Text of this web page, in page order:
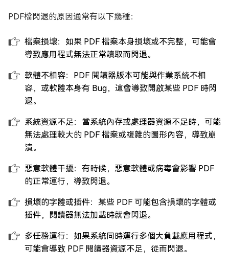
PDF檔閃退的原因通常有以下幾種：
檔案損壞：如果 PDF 檔案本身損壞或不完整，可能會
導致應用程式無法正常讀取而閃退。
軟體不相容：PDF 閱讀器版本可能與作業系統不相
容，或軟體本身有 Bug，這會導致開啟某些 PDF 時閃
退。
系統資源不足：當系統內存或處理器資源不足時，可能
無法處理較大的 PDF 檔案或複雜的圖形內容，導致崩
潰。
惡意軟體干擾：有時候，惡意軟體或病毒會影響 PDF
的正常運行，導致閃退。
損壞的字體或插件：某些 PDF 可能包含損壞的字體或
插件，閱讀器無法加載時就會閃退。
多任務運行：如果系統同時運行多個大負載應用程式，
可能會導致 PDF 閱讀器資源不足，從而閃退。